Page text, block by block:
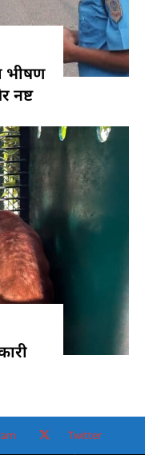
भीषण
नष्ट
Twitter